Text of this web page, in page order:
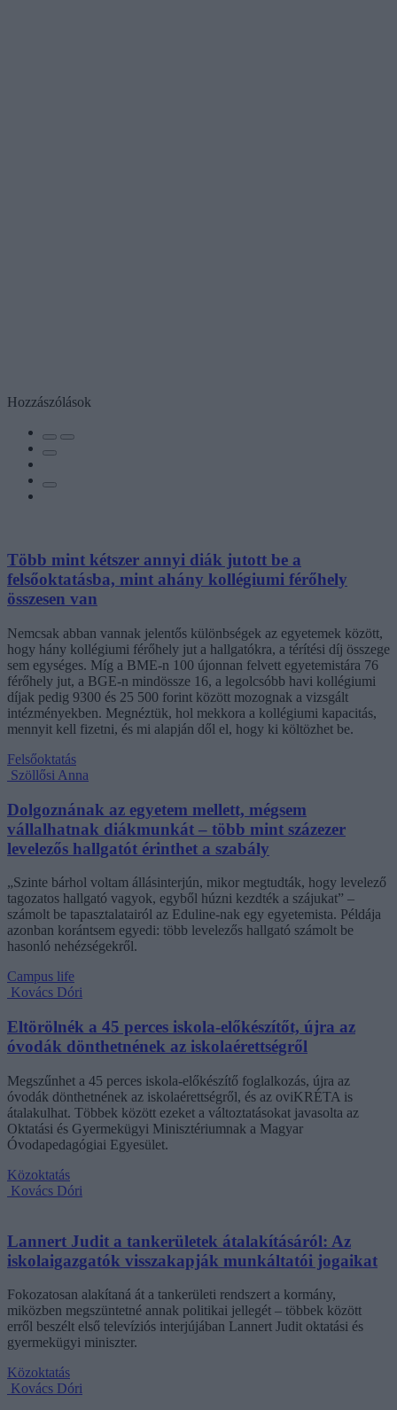
Hozzászólások
Több mint kétszer annyi diák jutott be a
felsőoktatásba, mint ahány kollégiumi férőhely
összesen van
Nemcsak abban vannak jelentős különbségek az egyetemek között,
hogy hány kollégiumi férőhely jut a hallgatókra, a térítési díj összege
sem egységes. Míg a BME-n 100 újonnan felvett egyetemistára 76
férőhely jut, a BGE-n mindössze 16, a legolcsóbb havi kollégiumi
díjak pedig 9300 és 25 500 forint között mozognak a vizsgált
intézményekben. Megnéztük, hol mekkora a kollégiumi kapacitás,
mennyit kell fizetni, és mi alapján dől el, hogy ki költözhet be.
Felsőoktatás
Szöllősi Anna
Dolgoznának az egyetem mellett, mégsem
vállalhatnak diákmunkát – több mint százezer
levelezős hallgatót érinthet a szabály
„Szinte bárhol voltam állásinterjún, mikor megtudták, hogy levelező
tagozatos hallgató vagyok, egyből húzni kezdték a szájukat” –
számolt be tapasztalatairól az Eduline-nak egy egyetemista. Példája
azonban korántsem egyedi: több levelezős hallgató számolt be
hasonló nehézségekről.
Campus life
Kovács Dóri
Eltörölnék a 45 perces iskola-előkészítőt, újra az
óvodák dönthetnének az iskolaérettségről
Megszűnhet a 45 perces iskola-előkészítő foglalkozás, újra az
óvodák dönthetnének az iskolaérettségről, és az oviKRÉTA is
átalakulhat. Többek között ezeket a változtatásokat javasolta az
Oktatási és Gyermekügyi Minisztériumnak a Magyar
Óvodapedagógiai Egyesület.
Közoktatás
Kovács Dóri
Lannert Judit a tankerületek átalakításáról: Az
iskolaigazgatók visszakapják munkáltatói jogaikat
Fokozatosan alakítaná át a tankerületi rendszert a kormány,
miközben megszüntetné annak politikai jellegét – többek között
erről beszélt első televíziós interjújában Lannert Judit oktatási és
gyermekügyi miniszter.
Közoktatás
Kovács Dóri